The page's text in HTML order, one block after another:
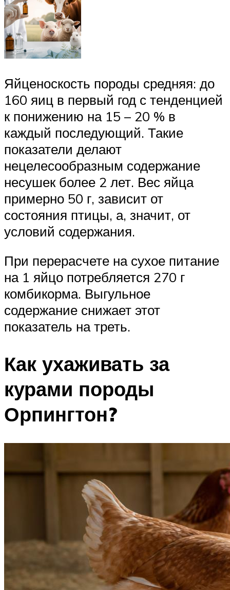
Яйценоскость породы средняя: до
160 яиц в первый год с тенденцией
к понижению на 15 – 20 % в
каждый последующий. Такие
показатели делают
нецелесообразным содержание
несушек более 2 лет. Вес яйца
примерно 50 г, зависит от
состояния птицы, а, значит, от
условий содержания.
При перерасчете на сухое питание
на 1 яйцо потребляется 270 г
комбикорма. Выгульное
содержание снижает этот
показатель на треть.
Как ухаживать за
курами породы
Орпингтон?